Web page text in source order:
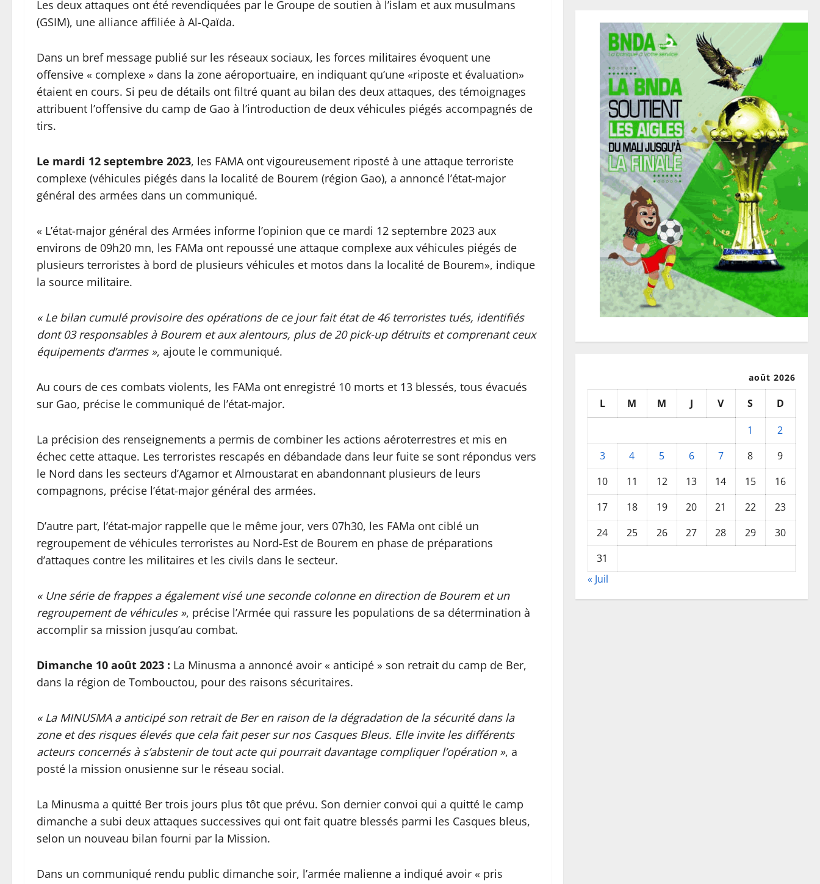
Les deux attaques ont été revendiquées par le Groupe de soutien à l’islam et aux musulmans
(GSIM), une alliance affiliée à Al-Qaïda.
Dans un bref message publié sur les réseaux sociaux, les forces militaires évoquent une
offensive « complexe » dans la zone aéroportuaire, en indiquant qu’une «riposte et évaluation»
étaient en cours. Si peu de détails ont filtré quant au bilan des deux attaques, des témoignages
attribuent l’offensive du camp de Gao à l’introduction de deux véhicules piégés accompagnés de
tirs.
Le mardi 12 septembre 2023, les FAMA ont vigoureusement riposté à une attaque terroriste
complexe (véhicules piégés dans la localité de Bourem (région Gao), a annoncé l’état-major
général des armées dans un communiqué.
« L’état-major général des Armées informe l’opinion que ce mardi 12 septembre 2023 aux
environs de 09h20 mn, les FAMa ont repoussé une attaque complexe aux véhicules piégés de
plusieurs terroristes à bord de plusieurs véhicules et motos dans la localité de Bourem», indique
la source militaire.
« Le bilan cumulé provisoire des opérations de ce jour fait état de 46 terroristes tués, identifiés
dont 03 responsables à Bourem et aux alentours, plus de 20 pick-up détruits et comprenant ceux
équipements d’armes », ajoute le communiqué.
Au cours de ces combats violents, les FAMa ont enregistré 10 morts et 13 blessés, tous évacués
sur Gao, précise le communiqué de l’état-major.
La précision des renseignements a permis de combiner les actions aéroterrestres et mis en
échec cette attaque. Les terroristes rescapés en débandade dans leur fuite se sont répondus vers
le Nord dans les secteurs d’Agamor et Almoustarat en abandonnant plusieurs de leurs
compagnons, précise l’état-major général des armées.
D’autre part, l’état-major rappelle que le même jour, vers 07h30, les FAMa ont ciblé un
regroupement de véhicules terroristes au Nord-Est de Bourem en phase de préparations
d’attaques contre les militaires et les civils dans le secteur.
« Une série de frappes a également visé une seconde colonne en direction de Bourem et un
regroupement de véhicules », précise l’Armée qui rassure les populations de sa détermination à
accomplir sa mission jusqu’au combat.
Dimanche 10 août 2023 : La Minusma a annoncé avoir « anticipé » son retrait du camp de Ber,
dans la région de Tombouctou, pour des raisons sécuritaires.
« La MINUSMA a anticipé son retrait de Ber en raison de la dégradation de la sécurité dans la
zone et des risques élevés que cela fait peser sur nos Casques Bleus. Elle invite les différents
acteurs concernés à s’abstenir de tout acte qui pourrait davantage compliquer l’opération », a
posté la mission onusienne sur le réseau social.
La Minusma a quitté Ber trois jours plus tôt que prévu. Son dernier convoi qui a quitté le camp
dimanche a subi deux attaques successives qui ont fait quatre blessés parmi les Casques bleus,
selon un nouveau bilan fourni par la Mission.
Dans un communiqué rendu public dimanche soir, l’armée malienne a indiqué avoir « pris
août 2026
L M M J V S
D
1
2
3
4 5 6 7 8
9
10
11 12 13 14 15
16
17
18 19 20 21 22
23
24
25 26 27 28 29
30
31
« Juil